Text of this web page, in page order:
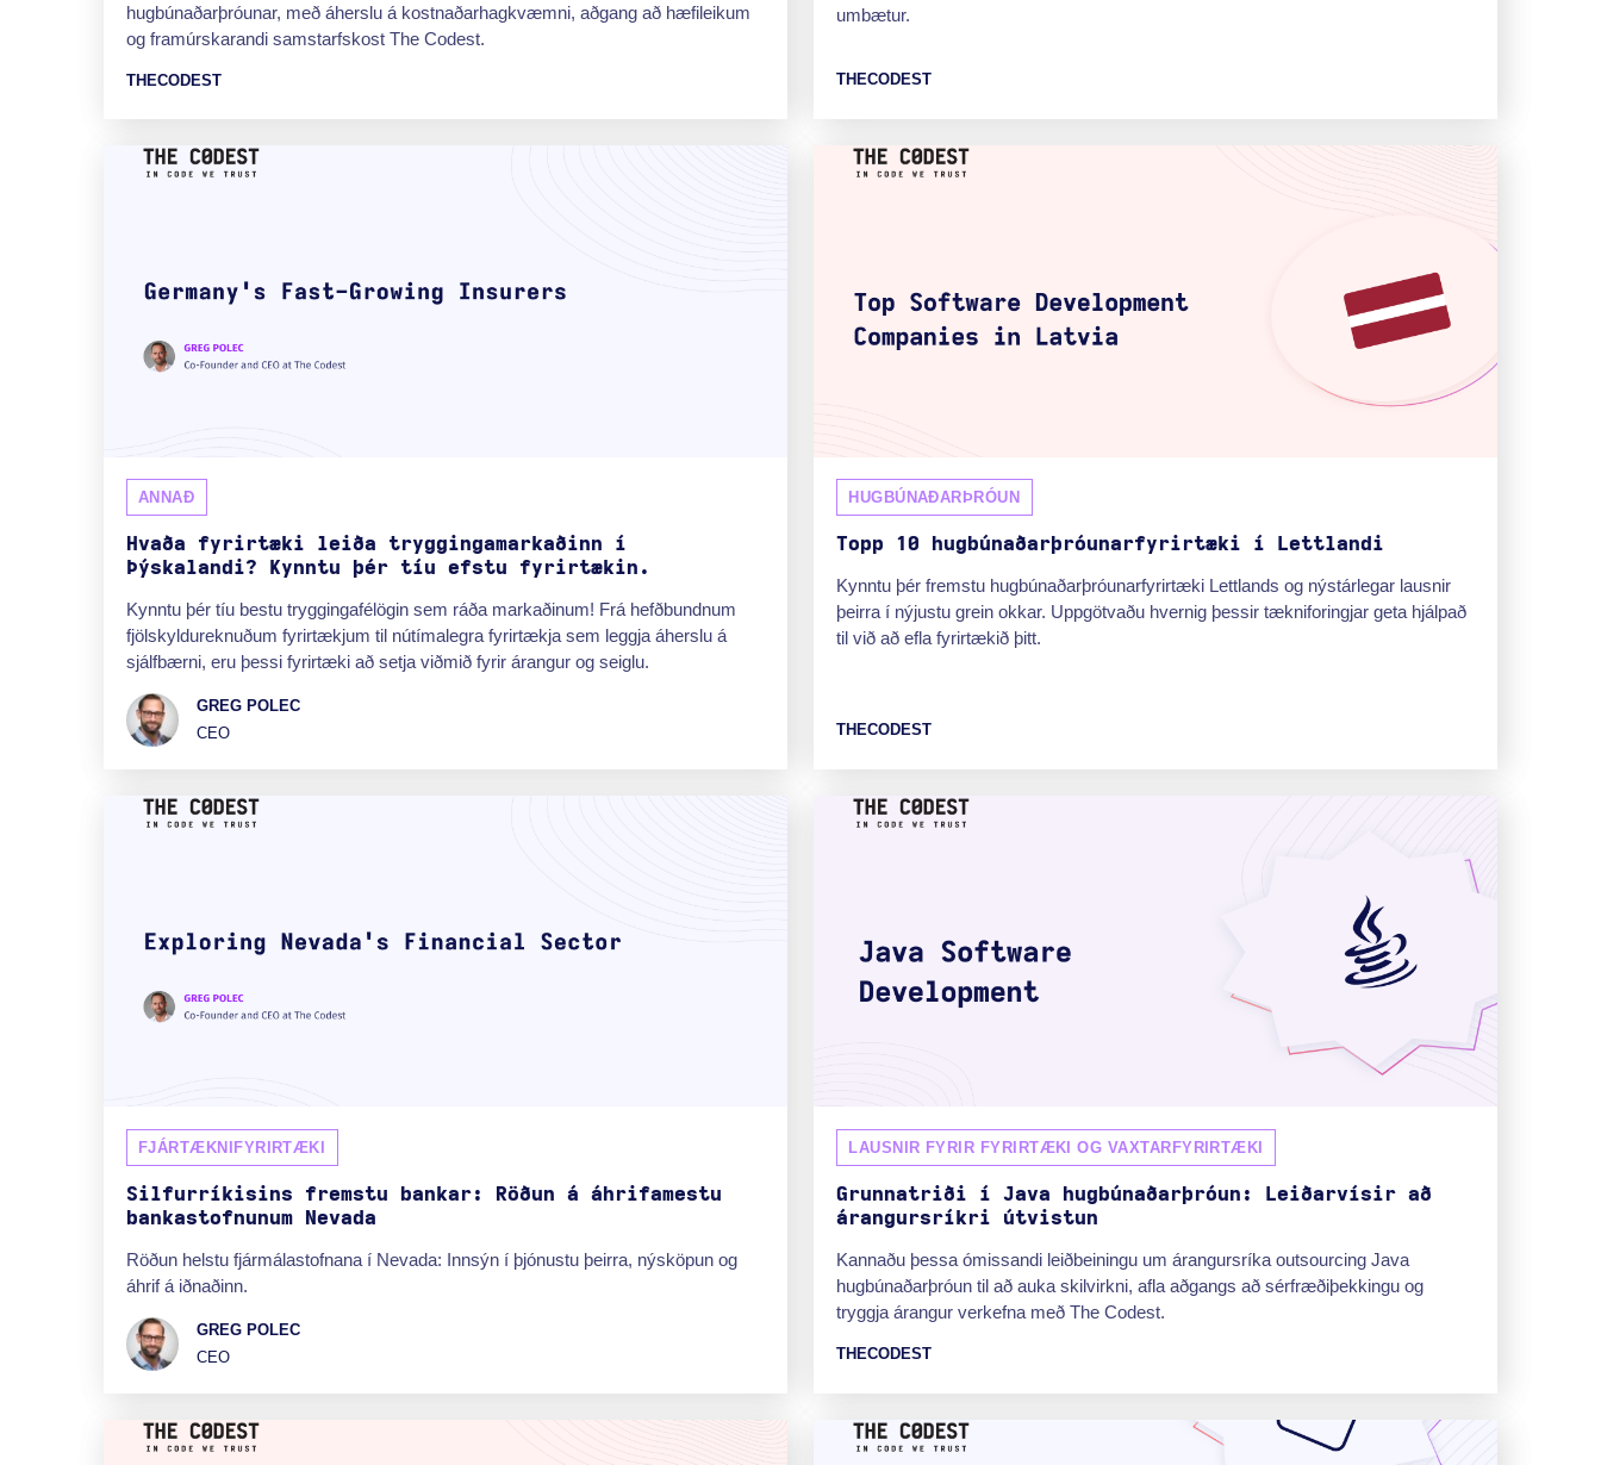
hugbúnaðarþróunar, með áherslu á kostnaðarhagkvæmni, aðgang að hæfileikum
og framúrskarandi samstarfskost The Codest.
THECODEST
umbætur.
THECODEST
ANNAÐ
Hvaða fyrirtæki leiða tryggingamarkaðinn í
Þýskalandi? Kynntu þér tíu efstu fyrirtækin.
Kynntu þér tíu bestu tryggingafélögin sem ráða markaðinum! Frá hefðbundnum
fjölskyldureknuðum fyrirtækjum til nútímalegra fyrirtækja sem leggja áherslu á
sjálfbærni, eru þessi fyrirtæki að setja viðmið fyrir árangur og seiglu.
GREG POLEC
CEO
HUGBÚNAÐARÞRÓUN
Topp 10 hugbúnaðarþróunarfyrirtæki í Lettlandi
Kynntu þér fremstu hugbúnaðarþróunarfyrirtæki Lettlands og nýstárlegar lausnir
þeirra í nýjustu grein okkar. Uppgötvaðu hvernig þessir tækniforingjar geta hjálpað
til við að efla fyrirtækið þitt.
THECODEST
FJÁRTÆKNIFYRIRTÆKI
Silfurríkisins fremstu bankar: Röðun á áhrifamestu
bankastofnunum Nevada
Röðun helstu fjármálastofnana í Nevada: Innsýn í þjónustu þeirra, nýsköpun og
áhrif á iðnaðinn.
GREG POLEC
CEO
LAUSNIR FYRIR FYRIRTÆKI OG VAXTARFYRIRTÆKI
Grunnatriði í Java hugbúnaðarþróun: Leiðarvísir að
árangursríkri útvistun
Kannaðu þessa ómissandi leiðbeiningu um árangursríka outsourcing Java
hugbúnaðarþróun til að auka skilvirkni, afla aðgangs að sérfræðiþekkingu og
tryggja árangur verkefna með The Codest.
THECODEST